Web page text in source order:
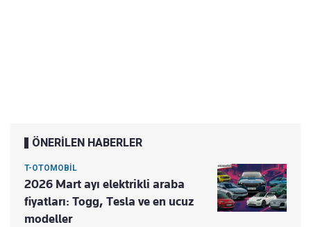
ÖNERİLEN HABERLER
T-OTOMOBİL
2026 Mart ayı elektrikli araba
fiyatları: Togg, Tesla ve en ucuz
modeller